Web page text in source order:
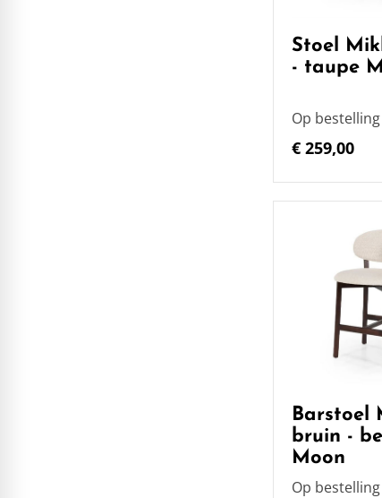
Stoel
- taupe
Op bestelling
€ 259,00
Barstoel
bruin -
Moon
Op bestelling